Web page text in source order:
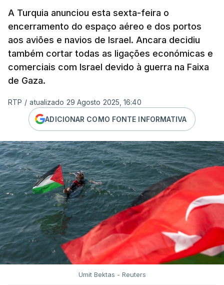
A Turquia anunciou esta sexta-feira o
encerramento do espaço aéreo e dos portos
aos aviões e navios de Israel. Ancara decidiu
também cortar todas as ligações económicas e
comerciais com Israel devido à guerra na Faixa
de Gaza.
RTP / atualizado 29 Agosto 2025, 16:40
ADICIONAR COMO FONTE INFORMATIVA
Umit Bektas - Reuters